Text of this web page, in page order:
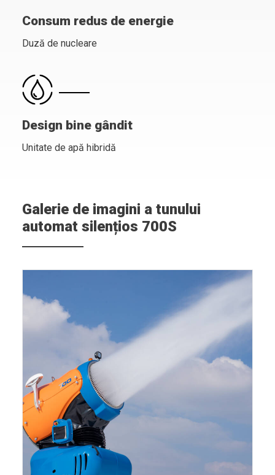
Consum redus de energie
Duză de nucleare
Design bine gândit
Unitate de apă hibridă
Galerie de imagini a tunului
automat silențios 700S